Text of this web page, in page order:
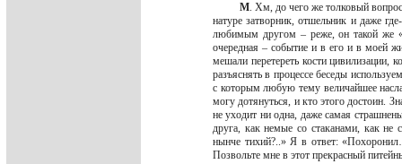
М. Хм, до чего же толковый
натуре затворник, отшельник и даже
любимым другом – реже, он такой же
очередная – событие и в его и в моей
мешали перетереть кости цивилизации,
разъяснять в процессе беседы
с которым любую тему величайшее
могу дотянуться, и кто этого достоин.
не уходит ни одна, даже самая
друга, как немые со стаканами, как не
нынче тихий?..» Я в ответ:
Позвольте мне в этот прекрасный